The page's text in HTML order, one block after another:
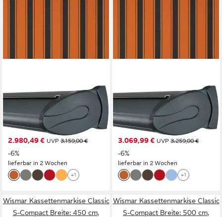
WISMAR
Kassettenmarkise Classic S-
Compact Breite: 450 cm,
Ausfall: 200 cm
2.980,49 € UVP 3.159,00 €
-6%
lieferbar in 2 Wochen
+1
WISMAR
Kassettenmarkise Classic S-
Compact Breite: 450 cm,
Ausfall: 250 cm
3.069,99 € UVP 3.259,00 €
-6%
lieferbar in 2 Wochen
+1
Wismar Kassettenmarkise Classic
S-Compact Breite: 450 cm,
Wismar Kassettenmarkise Classic
S-Compact Breite: 500 cm,